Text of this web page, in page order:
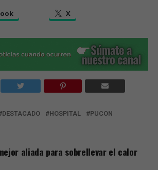
X
DESTACADO HOSPITAL
PUCON
aliada para sobrellevar el calor